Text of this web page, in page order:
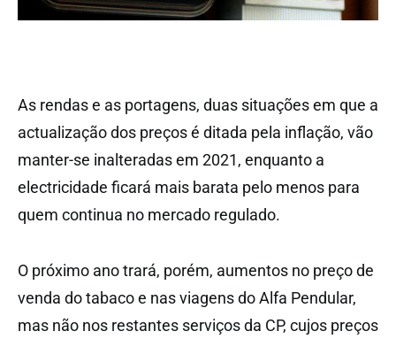
As rendas e as portagens, duas situações em que a
actualização dos preços é ditada pela inflação, vão
manter-se inalteradas em 2021, enquanto a
electricidade ficará mais barata pelo menos para
quem continua no mercado regulado.
O próximo ano trará, porém, aumentos no preço de
venda do tabaco e nas viagens do Alfa Pendular,
mas não nos restantes serviços da CP, cujos preços